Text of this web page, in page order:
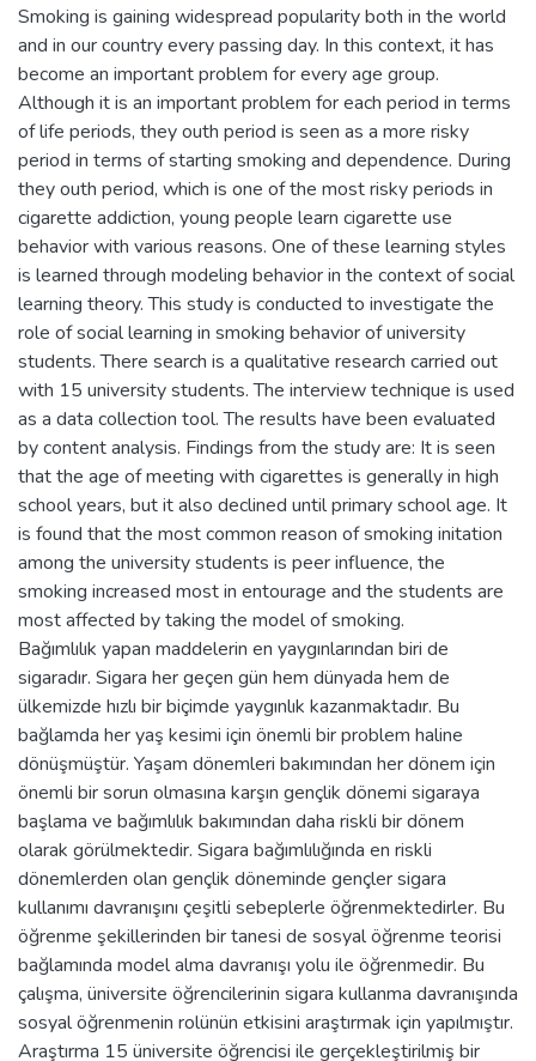
Smoking is gaining widespread popularity both in the world
and in our country every passing day. In this context, it has
become an important problem for every age group.
Although it is an important problem for each period in terms
of life periods, they outh period is seen as a more risky
period in terms of starting smoking and dependence. During
they outh period, which is one of the most risky periods in
cigarette addiction, young people learn cigarette use
behavior with various reasons. One of these learning styles
is learned through modeling behavior in the context of social
learning theory. This study is conducted to investigate the
role of social learning in smoking behavior of university
students. There search is a qualitative research carried out
with 15 university students. The interview technique is used
as a data collection tool. The results have been evaluated
by content analysis. Findings from the study are: It is seen
that the age of meeting with cigarettes is generally in high
school years, but it also declined until primary school age. It
is found that the most common reason of smoking initation
among the university students is peer influence, the
smoking increased most in entourage and the students are
most affected by taking the model of smoking.
Bağımlılık yapan maddelerin en yaygınlarından biri de
sigaradır. Sigara her geçen gün hem dünyada hem de
ülkemizde hızlı bir biçimde yaygınlık kazanmaktadır. Bu
bağlamda her yaş kesimi için önemli bir problem haline
dönüşmüştür. Yaşam dönemleri bakımından her dönem için
önemli bir sorun olmasına karşın gençlik dönemi sigaraya
başlama ve bağımlılık bakımından daha riskli bir dönem
olarak görülmektedir. Sigara bağımlılığında en riskli
dönemlerden olan gençlik döneminde gençler sigara
kullanımı davranışını çeşitli sebeplerle öğrenmektedirler. Bu
öğrenme şekillerinden bir tanesi de sosyal öğrenme teorisi
bağlamında model alma davranışı yolu ile öğrenmedir. Bu
çalışma, üniversite öğrencilerinin sigara kullanma davranışında
sosyal öğrenmenin rolünün etkisini araştırmak için yapılmıştır.
Araştırma 15 üniversite öğrencisi ile gerçekleştirilmiş bir